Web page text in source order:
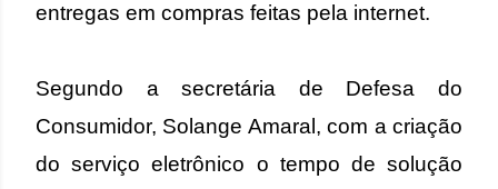
entregas em compras feitas pela internet.
Segundo a secretária de Defesa do
Consumidor, Solange Amaral, com a criação
do serviço eletrônico o tempo de solução